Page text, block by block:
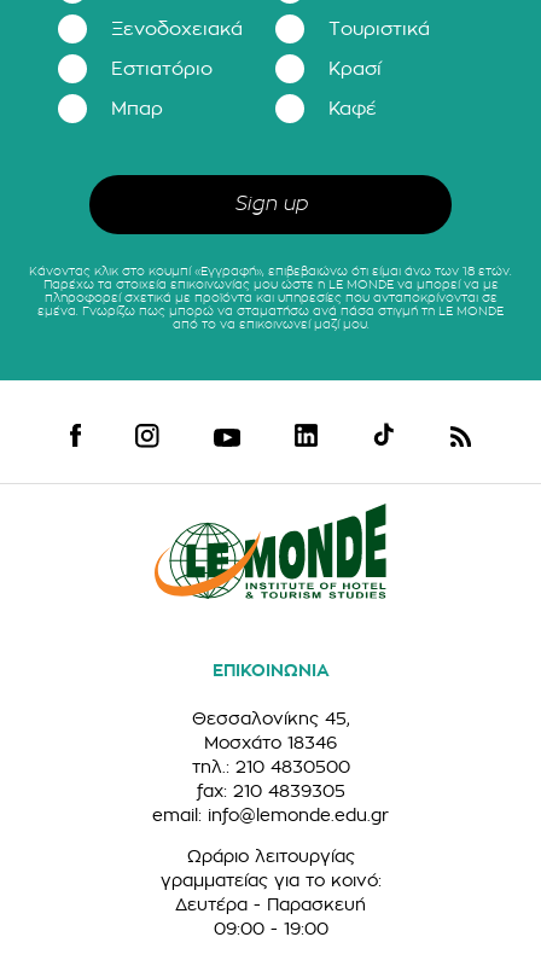
Ξενοδοχειακά Τουριστικά
Εστιατόριο Κρασί
Μπαρ Καφέ
Κάνοντας κλικ στο κουμπί «Εγγραφή», επιβεβαιώνω ότι είμαι άνω των 18 ετών.
Παρέχω τα στοιχεία επικοινωνίας μου ώστε η LE MONDE να μπορεί να με
πληροφορεί σχετικά με προϊόντα και υπηρεσίες που ανταποκρίνονται σε
εμένα. Γνωρίζω πως μπορώ να σταματήσω ανά πάσα στιγμή τη LE MONDE
από το να επικοινωνεί μαζί μου.
ΕΠΙΚΟΙΝΩΝΙΑ
Θεσσαλονίκης 45,
Μοσχάτο 18346
τηλ.: 210 4830500
fax: 210 4839305
email: info@lemonde.edu.gr
Ωράριο λειτουργίας
γραμματείας για το κοινό:
Δευτέρα - Παρασκευή
09:00 - 19:00